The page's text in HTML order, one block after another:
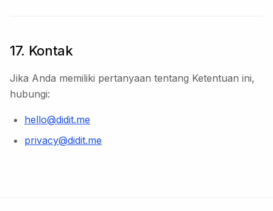
17. Kontak
Jika Anda memiliki pertanyaan tentang Ketentuan ini,
hubungi:
hello@didit.me
privacy@didit.me